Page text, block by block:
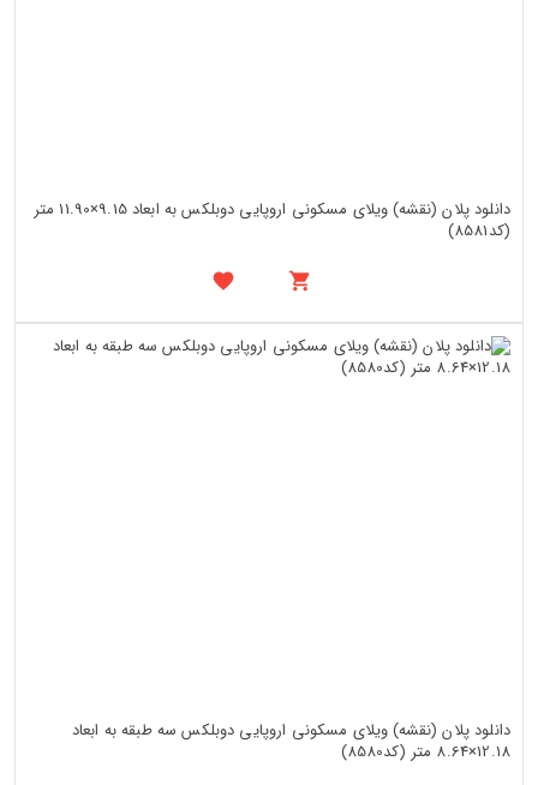
دانلود پلان (نقشه) ویلای مسکونی اروپایی دوبلکس به ابعاد 9.15×11.90 متر
(کد8581)
دانلود پلان (نقشه) ویلای مسکونی اروپایی دوبلکس سه طبقه به ابعاد
12.18×8.64 متر (کد8580)